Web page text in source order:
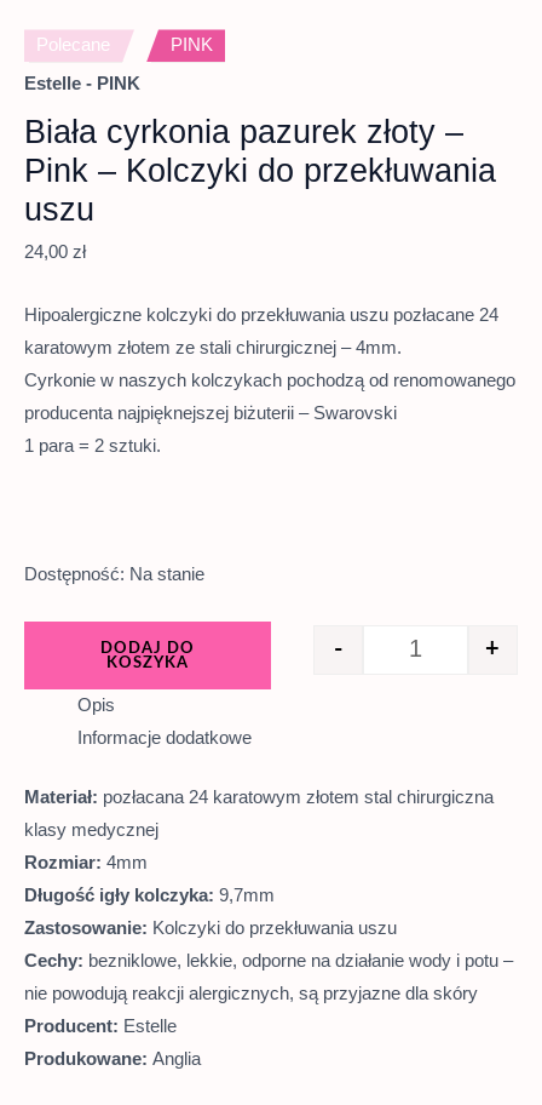
Polecane
PINK
Estelle - PINK
Biała cyrkonia pazurek złoty –
Pink – Kolczyki do przekłuwania
uszu
24,00 zł
Hipoalergiczne kolczyki do przekłuwania uszu pozłacane 24
karatowym złotem ze stali chirurgicznej – 4mm.
Cyrkonie w naszych kolczykach pochodzą od renomowanego
producenta najpięknejszej biżuterii – Swarovski
1 para = 2 sztuki.
Dostępność: Na stanie
- +
DODAJ DO
KOSZYKA
Opis
Informacje dodatkowe
Materiał: pozłacana 24 karatowym złotem stal chirurgiczna
klasy medycznej
Rozmiar: 4mm
Długość igły kolczyka: 9,7mm
Zastosowanie: Kolczyki do przekłuwania uszu
Cechy: bezniklowe, lekkie, odporne na działanie wody i potu –
nie powodują reakcji alergicznych, są przyjazne dla skóry
Producent: Estelle
Produkowane: Anglia